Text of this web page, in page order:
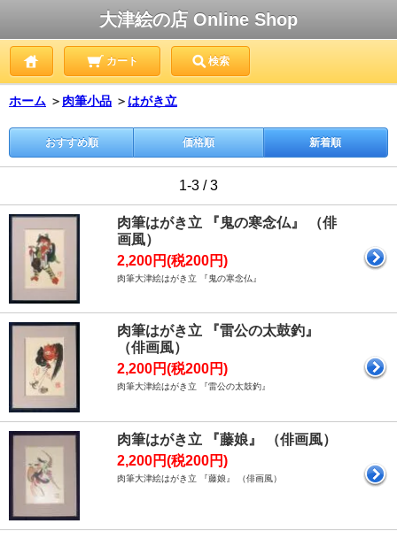
大津絵の店 Online Shop
カート 検索
ホーム ＞ 肉筆小品 ＞ はがき立
おすすめ順 価格順 新着順
1-3 / 3
肉筆はがき立 『鬼の寒念仏』 （俳
画風）
2,200円(税200円)
肉筆大津絵はがき立 『鬼の寒念仏』
肉筆はがき立 『雷公の太鼓釣』
（俳画風）
2,200円(税200円)
肉筆大津絵はがき立 『雷公の太鼓釣』
肉筆はがき立 『藤娘』 （俳画風）
2,200円(税200円)
肉筆大津絵はがき立 『藤娘』 （俳画風）